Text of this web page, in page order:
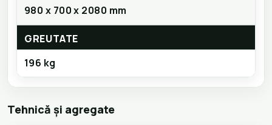
980 x 700 x 2080 mm
GREUTATE
196 kg
Tehnică și agregate